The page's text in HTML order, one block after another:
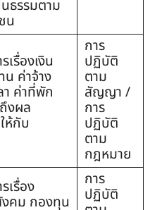
นธรรมตาม
น
เรื่องเงิน
ค่าจ้าง
า ค่าที่พัก
งผล
ห้กับ
การ
ปฏิบัติ
ตาม
สัญญา /
การ
ปฏิบัติ
ตาม
กฎหมาย
เรื่อง
คม กองทุน
การ
ปฏิบัติ